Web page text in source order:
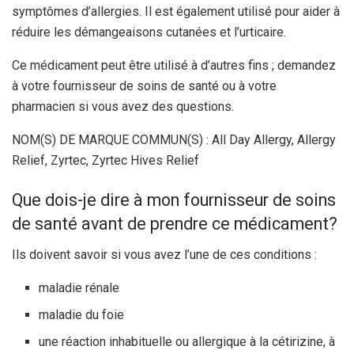
symptômes d’allergies. Il est également utilisé pour aider à
réduire les démangeaisons cutanées et l’urticaire.
Ce médicament peut être utilisé à d’autres fins ; demandez
à votre fournisseur de soins de santé ou à votre
pharmacien si vous avez des questions.
NOM(S) DE MARQUE COMMUN(S) : All Day Allergy, Allergy
Relief, Zyrtec, Zyrtec Hives Relief
Que dois-je dire à mon fournisseur de soins
de santé avant de prendre ce médicament?
Ils doivent savoir si vous avez l’une de ces conditions :
maladie rénale
maladie du foie
une réaction inhabituelle ou allergique à la cétirizine, à